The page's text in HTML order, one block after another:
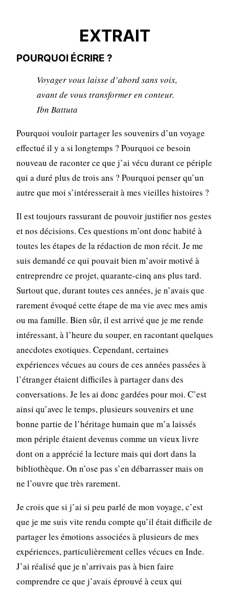
EXTRAIT
POURQUOI ÉCRIRE ?
Voyager vous laisse d’abord sans voix,
avant de vous transformer en conteur.
Ibn Battuta
Pourquoi vouloir partager les souvenirs d’un voyage
effectué il y a si longtemps ? Pourquoi ce besoin
nouveau de raconter ce que j’ai vécu durant ce périple
qui a duré plus de trois ans ? Pourquoi penser qu’un
autre que moi s’intéresserait à mes vieilles histoires ?
Il est toujours rassurant de pouvoir justifier nos gestes
et nos décisions. Ces questions m’ont donc habité à
toutes les étapes de la rédaction de mon récit. Je me
suis demandé ce qui pouvait bien m’avoir motivé à
entreprendre ce projet, quarante-cinq ans plus tard.
Surtout que, durant toutes ces années, je n’avais que
rarement évoqué cette étape de ma vie avec mes amis
ou ma famille. Bien sûr, il est arrivé que je me rende
intéressant, à l’heure du souper, en racontant quelques
anecdotes exotiques. Cependant, certaines
expériences vécues au cours de ces années passées à
l’étranger étaient difficiles à partager dans des
conversations. Je les ai donc gardées pour moi. C’est
ainsi qu’avec le temps, plusieurs souvenirs et une
bonne partie de l’héritage humain que m’a laissés
mon périple étaient devenus comme un vieux livre
dont on a apprécié la lecture mais qui dort dans la
bibliothèque. On n’ose pas s’en débarrasser mais on
ne l’ouvre que très rarement.
Je crois que si j’ai si peu parlé de mon voyage, c’est
que je me suis vite rendu compte qu’il était difficile de
partager les émotions associées à plusieurs de mes
expériences, particulièrement celles vécues en Inde.
J’ai réalisé que je n’arrivais pas à bien faire
comprendre ce que j’avais éprouvé à ceux qui